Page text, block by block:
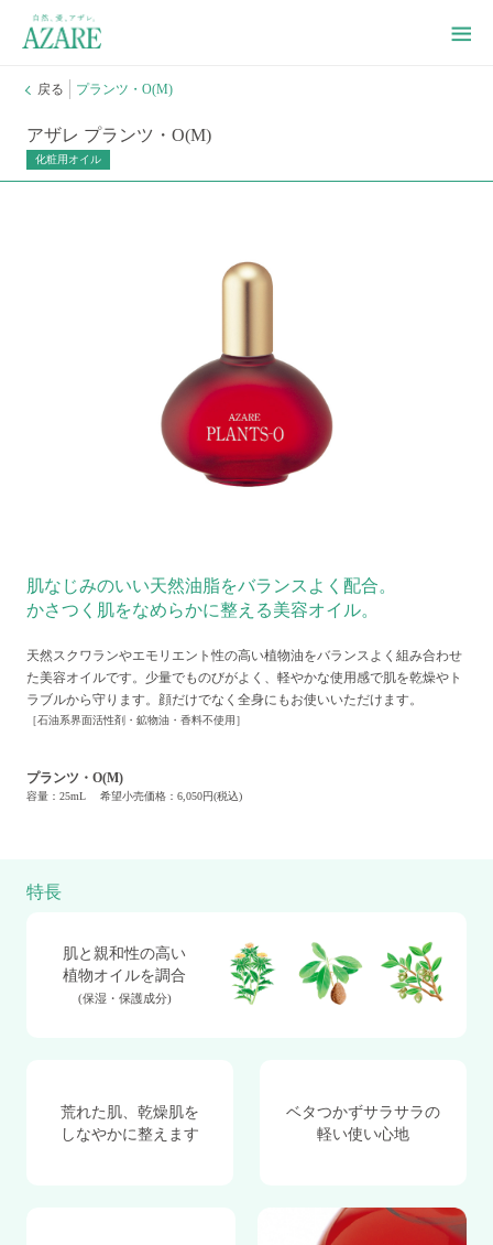
戻る プランツ・O(M)
アザレ プランツ・O(M)
化粧用オイル
肌なじみのいい天然油脂をバランスよく配合。
かさつく肌をなめらかに整える美容オイル。
天然スクワランやエモリエント性の高い植物油をバランスよく組み合わせ
た美容オイルです。少量でものびがよく、軽やかな使用感で肌を乾燥やト
ラブルから守ります。顔だけでなく全身にもお使いいただけます。
［石油系界面活性剤・鉱物油・香料不使用］
プランツ・O(M)
容量：25mL 希望小売価格：6,050円(税込)
特長
肌と親和性の高い
植物オイルを調合
(保湿・保護成分)
荒れた肌、乾燥肌を
しなやかに整えます
ベタつかずサラサラの
軽い使い心地